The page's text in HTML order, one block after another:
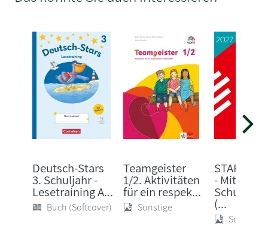
Deutsch-Stars
3. Schuljahr -
Lesetraining A...
Buch (Softcover)
Teamgeister
1/2. Aktivitäten
für ein respek...
Sonstige
STARK
- Mittlerer
(...
Sonstige